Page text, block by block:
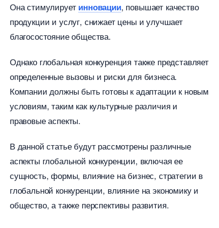
Она стимулирует инновации, повышает качество
продукции и услуг, снижает цены и улучшает
лагосостояние общества.​
Однако глобальная конкуренция также представляет
определенные вызовы и риски для бизнеса.​
Компании должны быть готовы к адаптации к новым
условиям, таким как культурные различия и
правовые аспекты.​
данной статье будут рассмотрены различные
аспекты глобальной конкуренции, включая ее
сущность, формы, влияние на бизнес, стратегии
лобальной конкуренции, влияние на экономику и
общество, а также перспективы развития.​